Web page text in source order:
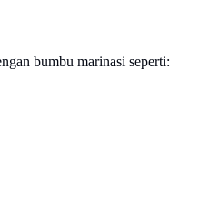
bumbu marinasi seperti: